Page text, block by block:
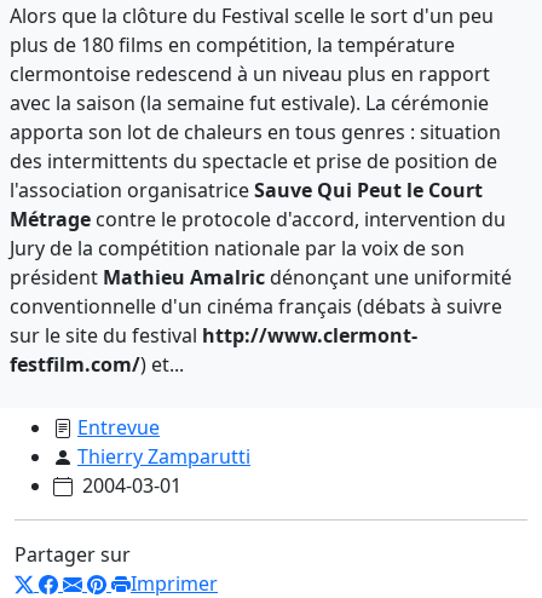
Alors que la clôture du Festival scelle le sort d'un peu
plus de 180 films en compétition, la température
clermontoise redescend à un niveau plus en rapport
avec la saison (la semaine fut estivale). La cérémonie
apporta son lot de chaleurs en tous genres : situation
des intermittents du spectacle et prise de position de
l'association organisatriceSauve Qui Peut le Court
Métrage contre le protocole d'accord, intervention du
Jury de la compétition nationale par la voix de son
président Mathieu Amalricdénonçant une uniformité
conventionnelle d'un cinéma français (débats à suivre
sur le site du festival http://www.clermont-
festfilm.com/) et...
Entrevue
Thierry Zamparutti
2004-03-01
Partager sur
Imprimer